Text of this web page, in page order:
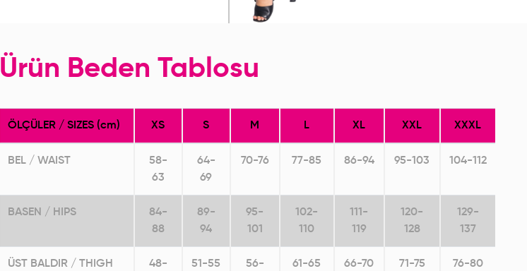
Ürün Beden Tablosu
ÖLÇÜLER / SIZES (cm) XS S M L XL XXL XXXL
BEL / WAIST
58-
63
64-
69
70-76 77-85 86-94 95-103 104-112
BASEN / HIPS
84-
88
89-
94
95-
101
102-
110
111-
119
120-
128
129-
137
ÜST BALDIR / THIGH
48-
51-55
56-
61-65 66-70 71-75 76-80